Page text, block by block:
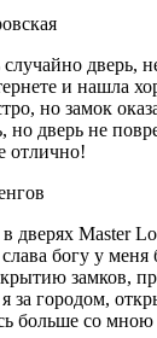
дверь,
и нашла
но замок
но дверь не
отлично!
дверях Master
богу у
замков,
за городом,
больше со мною